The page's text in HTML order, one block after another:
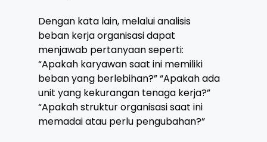
Dengan kata lain, melalui analisis
beban kerja organisasi dapat
menjawab pertanyaan seperti:
“Apakah karyawan saat ini memiliki
beban yang berlebihan?” “Apakah ada
unit yang kekurangan tenaga kerja?”
“Apakah struktur organisasi saat ini
memadai atau perlu pengubahan?”